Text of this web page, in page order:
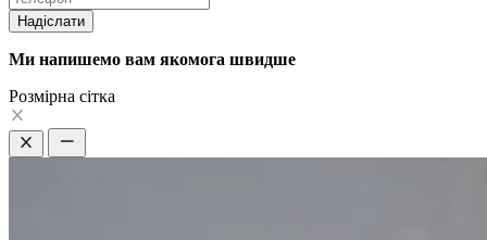
Надіслати
Ми напишемо вам якомога швидше
Pозмірна сітка